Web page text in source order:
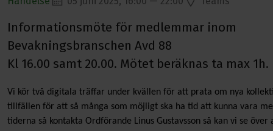
Informationsmöte för medlemmar inom
Bevakningsbranschen Avd 88
Kl 16.00 samt 20.00. Mötet beräknas ta max 1h.
Vi kör två digitala träffar under kvällen för att prata om nya
tillfällen för att så många som möjligt ska ha tid att kunna vara
tiderna så kontakta Ordförande Linus Gustavsson så kan vi se